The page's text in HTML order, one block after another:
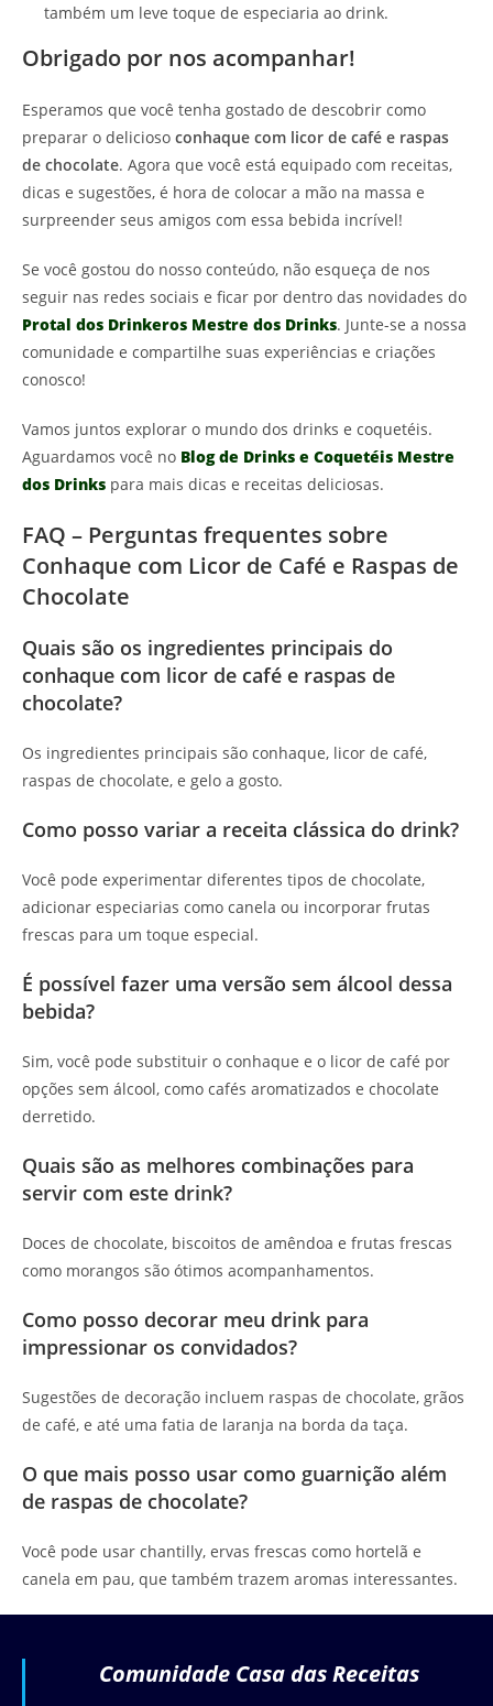
também um leve toque de especiaria ao drink.
Obrigado por nos acompanhar!
Esperamos que você tenha gostado de descobrir como
preparar o delicioso conhaque com licor de café e raspas
de chocolate. Agora que você está equipado com receitas,
dicas e sugestões, é hora de colocar a mão na massa e
surpreender seus amigos com essa bebida incrível!
Se você gostou do nosso conteúdo, não esqueça de nos
seguir nas redes sociais e ficar por dentro das novidades do
Protal dos Drinkeros Mestre dos Drinks. Junte-se a nossa
comunidade e compartilhe suas experiências e criações
conosco!
Vamos juntos explorar o mundo dos drinks e coquetéis.
Aguardamos você no Blog de Drinks e Coquetéis Mestre
dos Drinks para mais dicas e receitas deliciosas.
FAQ – Perguntas frequentes sobre
Conhaque com Licor de Café e Raspas de
Chocolate
Quais são os ingredientes principais do
conhaque com licor de café e raspas de
chocolate?
Os ingredientes principais são conhaque, licor de café,
raspas de chocolate, e gelo a gosto.
Como posso variar a receita clássica do drink?
Você pode experimentar diferentes tipos de chocolate,
adicionar especiarias como canela ou incorporar frutas
frescas para um toque especial.
É possível fazer uma versão sem álcool dessa
bebida?
Sim, você pode substituir o conhaque e o licor de café por
opções sem álcool, como cafés aromatizados e chocolate
derretido.
Quais são as melhores combinações para
servir com este drink?
Doces de chocolate, biscoitos de amêndoa e frutas frescas
como morangos são ótimos acompanhamentos.
Como posso decorar meu drink para
impressionar os convidados?
Sugestões de decoração incluem raspas de chocolate, grãos
de café, e até uma fatia de laranja na borda da taça.
O que mais posso usar como guarnição além
de raspas de chocolate?
Você pode usar chantilly, ervas frescas como hortelã e
canela em pau, que também trazem aromas interessantes.
Comunidade Casa das Receitas